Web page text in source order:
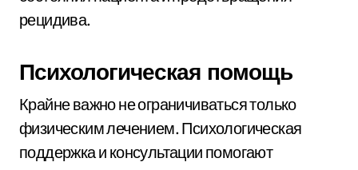
рецидива.
Психологическая помощь
Крайне важно не ограничиваться только
физическим лечением. Психологическая
поддержка и консультации помогают